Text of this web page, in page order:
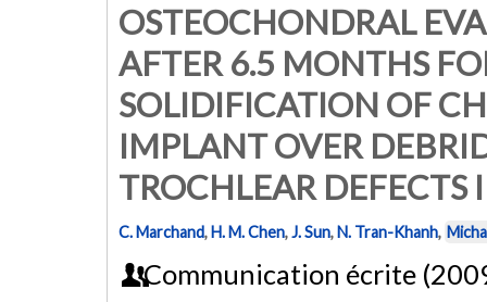
OSTEOCHONDRAL
AFTER 6.5 MONTHS
SOLIDIFICATION OF
IMPLANT OVER
TROCHLEAR DEFECTS
C. Marchand,H. M. Chen,J. Sun,N. Tran-Khanh,
Communication écrite